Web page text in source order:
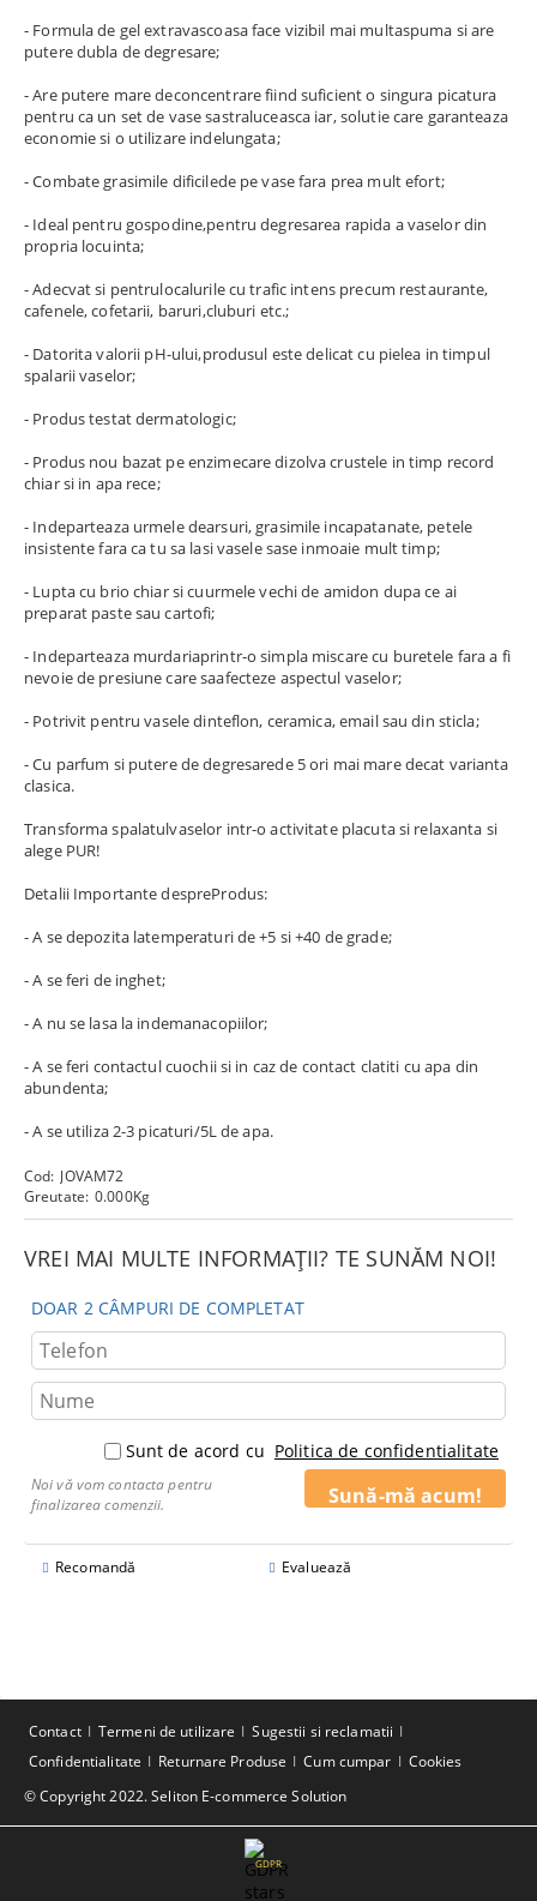
- Formula de gel extravascoasa face vizibil mai multaspuma si are
putere dubla de degresare;
- Are putere mare deconcentrare fiind suficient o singura picatura
pentru ca un set de vase sastraluceasca iar, solutie care garanteaza
economie si o utilizare indelungata;
- Combate grasimile dificilede pe vase fara prea mult efort;
- Ideal pentru gospodine,pentru degresarea rapida a vaselor din
propria locuinta;
- Adecvat si pentrulocalurile cu trafic intens precum restaurante,
cafenele, cofetarii, baruri,cluburi etc.;
- Datorita valorii pH-ului,produsul este delicat cu pielea in timpul
spalarii vaselor;
- Produs testat dermatologic;
- Produs nou bazat pe enzimecare dizolva crustele in timp record
chiar si in apa rece;
- Indeparteaza urmele dearsuri, grasimile incapatanate, petele
insistente fara ca tu sa lasi vasele sase inmoaie mult timp;
- Lupta cu brio chiar si cuurmele vechi de amidon dupa ce ai
preparat paste sau cartofi;
- Indeparteaza murdariaprintr-o simpla miscare cu buretele fara a fi
nevoie de presiune care saafecteze aspectul vaselor;
- Potrivit pentru vasele dinteflon, ceramica, email sau din sticla;
- Cu parfum si putere de degresarede 5 ori mai mare decat varianta
clasica.
Transforma spalatulvaselor intr-o activitate placuta si relaxanta si
alege PUR!
Detalii Importante despreProdus:
- A se depozita latemperaturi de +5 si +40 de grade;
- A se feri de inghet;
- A nu se lasa la indemanacopiilor;
- A se feri contactul cuochii si in caz de contact clatiti cu apa din
abundenta;
- A se utiliza 2-3 picaturi/5L de apa.
Cod: JOVAM72
Greutate: 0.000Kg
VREI MAI MULTE INFORMAȚII? TE SUNĂM NOI!
DOAR 2 CÂMPURI DE COMPLETAT
Sunt de acord cu Politica de confidentialitate
Noi vă vom contacta pentru
finalizarea comenzii.
Recomandă Evaluează
© Copyright 2022. Seliton E-commerce Solution
Contact Termeni de utilizare
Sugestii si reclamatii
Confidentialitate
Returnare Produse Cum cumpar Cookies
GDPR